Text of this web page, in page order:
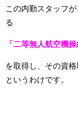
この内勤スタッフ
る
「二等無人航空機操
を取得し、その資
というわけです。